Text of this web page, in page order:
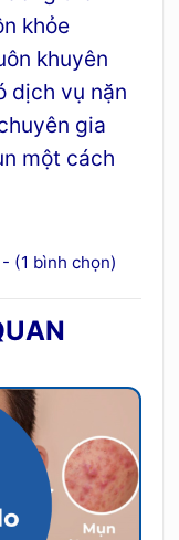
khỏe
khuyên
dịch vụ nặn
gia
một cách
(1 bình chọn)